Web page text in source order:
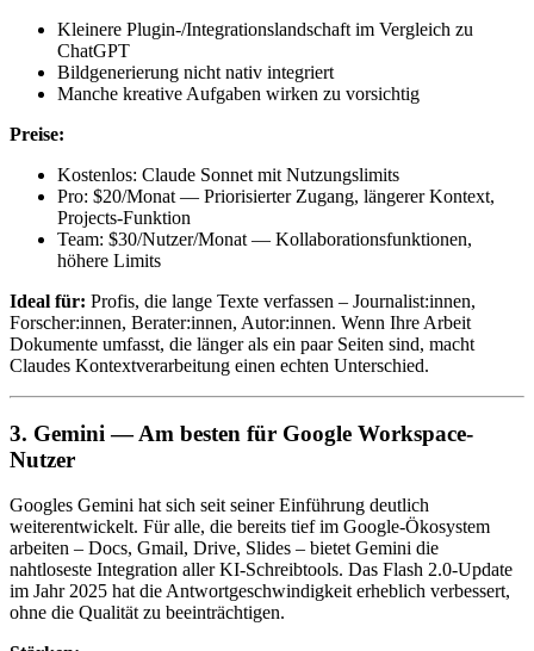
Kleinere Plugin-/Integrationslandschaft im Vergleich zu
ChatGPT
Bildgenerierung nicht nativ integriert
Manche kreative Aufgaben wirken zu vorsichtig
Preise:
Kostenlos: Claude Sonnet mit Nutzungslimits
Pro: $20/Monat — Priorisierter Zugang, längerer Kontext,
Projects-Funktion
Team: $30/Nutzer/Monat — Kollaborationsfunktionen,
höhere Limits
Ideal für: Profis, die lange Texte verfassen – Journalist:innen,
Forscher:innen, Berater:innen, Autor:innen. Wenn Ihre Arbeit
Dokumente umfasst, die länger als ein paar Seiten sind, macht
Claudes Kontextverarbeitung einen echten Unterschied.
3. Gemini — Am besten für Google Workspace-
Nutzer
Googles Gemini hat sich seit seiner Einführung deutlich
weiterentwickelt. Für alle, die bereits tief im Google-Ökosystem
arbeiten – Docs, Gmail, Drive, Slides – bietet Gemini die
nahtloseste Integration aller KI-Schreibtools. Das Flash 2.0-Update
im Jahr 2025 hat die Antwortgeschwindigkeit erheblich verbessert,
ohne die Qualität zu beeinträchtigen.